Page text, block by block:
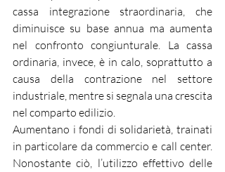
cassa integrazione straordinaria, che
diminuisce su base annua ma aumenta
nel confronto congiunturale. La cassa
ordinaria, invece, è in calo, soprattutto a
causa della contrazione nel settore
industriale, mentre si segnala una crescita
nel comparto edilizio.
Aumentano i fondi di solidarietà, trainati
in particolare da commercio e call center.
Nonostante ciò, l’utilizzo effettivo delle